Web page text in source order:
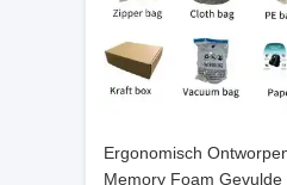
Ergonomisch
Memory Foam Gevulde